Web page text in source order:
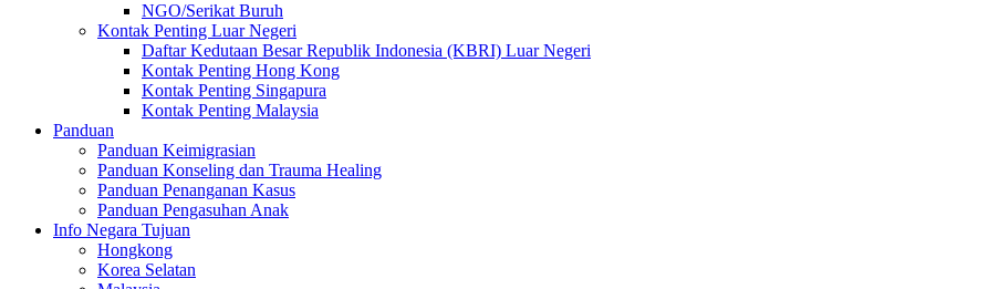
NGO/Serikat Buruh
Kontak Penting Luar Negeri
Daftar Kedutaan Besar Republik Indonesia (KBRI) Luar Negeri
Kontak Penting Hong Kong
Kontak Penting Singapura
Kontak Penting Malaysia
Panduan
Panduan Keimigrasian
Panduan Konseling dan Trauma Healing
Panduan Penanganan Kasus
Panduan Pengasuhan Anak
Info Negara Tujuan
Hongkong
Korea Selatan